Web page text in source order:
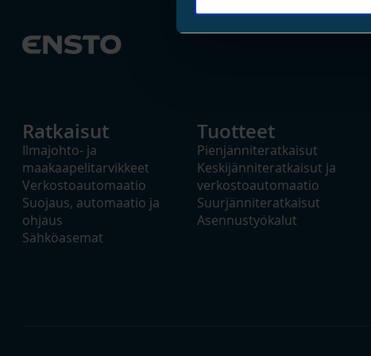
Ratkaisut
Ilmajohto- ja
maakaapelitarvikkeet
Verkostoautomaatio
Suojaus, automaatio ja
ohjaus
Sähköasemat
Tuotteet
Pienjänniteratkaisut
Keskijänniteratkaisut ja
verkostoautomaatio
Suurjänniteratkaisut
Asennustyökalut